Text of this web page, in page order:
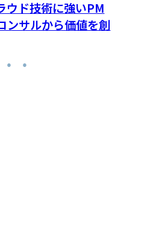
ウド技術に強いPM
ンサルから価値を創